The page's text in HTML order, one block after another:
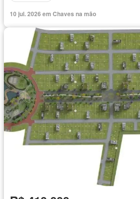
10 jul. 2026 em Chaves na mão